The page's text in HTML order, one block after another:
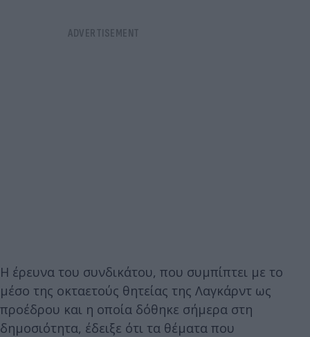
Η έρευνα του συνδικάτου, που συμπίπτει με το
μέσο της οκταετούς θητείας της Λαγκάρντ ως
προέδρου και η οποία δόθηκε σήμερα στη
δημοσιότητα, έδειξε ότι τα θέματα που